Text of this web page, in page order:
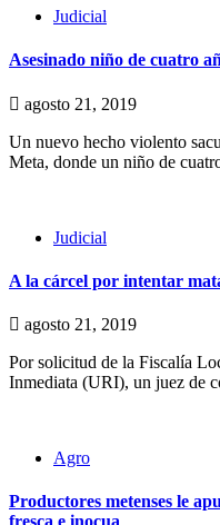
Judicial
Asesinado niño de cuatro
agosto 21, 2019
Un nuevo hecho violento
Meta, donde un niño de
Judicial
A la cárcel por intentar
agosto 21, 2019
Por solicitud de la Fiscalía
Inmediata (URI), un juez de
Agro
Productores metenses le